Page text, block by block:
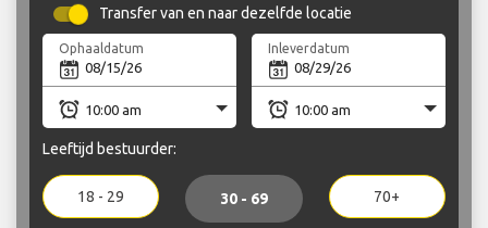
Transfer van en naar dezelfde locatie
Ophaaldatum Inleverdatum
Leeftijd bestuurder:
18 - 29 30 - 69 70+